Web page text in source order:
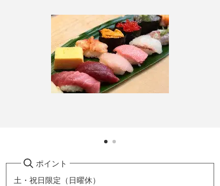
ポイント
土・祝日限定（日曜休）